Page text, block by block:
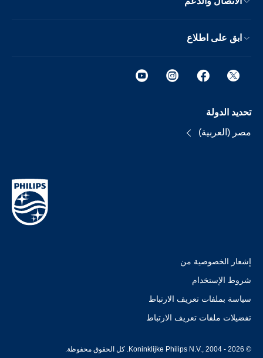
ابق على اطلاع
تحديد الدولة
مصر (العربية)
إشعار الخصوصية من
شروط الإستخدام
سياسة بملفات تعريف الارتباط
تفضيلات ملفات تعريف الارتباط
© Koninklijke Philips N.V., 2004 - 2026. كل الحقوق محفوظة.